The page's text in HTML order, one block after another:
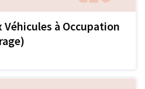
Véhicules à Occupation